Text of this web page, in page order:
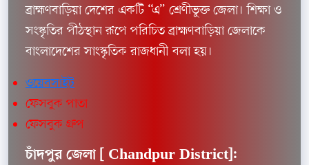
ব্রাহ্মণবাড়িয়া দেশের একটি “এ” শ্রেণীভুক্ত জেলা। শিক্ষা ও
সংস্কৃতির পীঠস্থান রূপে পরিচিত ব্রাহ্মণবাড়িয়া জেলাকে
বাংলাদেশের সাংস্কৃতিক রাজধানী বলা হয়।
ওয়েবসাইট
ফেসবুক পাতা
ফেসবুক গ্রুপ
চাঁদপুর জেলা [ Chandpur District]: